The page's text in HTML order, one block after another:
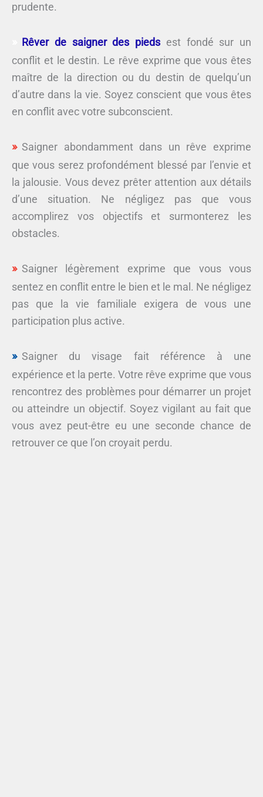
prudente.
Rêver de saigner des piedsest fondé sur un
conflit et le destin. Le rêve exprime que vous êtes
maître de la direction ou du destin de quelqu’un
d’autre dans la vie. Soyez conscient que vous êtes
en conflit avec votre subconscient.
Saigner abondamment dans un rêve exprime
que vous serez profondément blessé par l’envie et
la jalousie. Vous devez prêter attention aux détails
d’une situation. Ne négligez pas que vous
accomplirez vos objectifs et surmonterez les
obstacles.
Saigner légèrement exprime que vous vous
sentez en conflit entre le bien et le mal. Ne négligez
pas que la vie familiale exigera de vous une
participation plus active.
Saigner du visage fait référence à une
expérience et la perte. Votre rêve exprime que vous
rencontrez des problèmes pour démarrer un projet
ou atteindre un objectif. Soyez vigilant au fait que
vous avez peut-être eu une seconde chance de
retrouver ce que l’on croyait perdu.